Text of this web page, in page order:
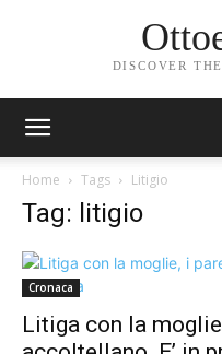
DISCOVER
Home Tags Litigio
Tag: litigio
Cronaca
Litiga con la